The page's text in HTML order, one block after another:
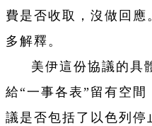
費是否收取，沒做回
多解釋。
美伊這份協議的具
給“一事各表”留有空
議是否包括了以色列停